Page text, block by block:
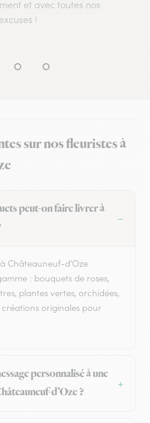
et avec toutes nos
excuses !
sur nos fleuristes à
peut-on faire livrer à
Châteauneuf-d’Oze
: bouquets de roses,
plantes vertes, orchidées,
originales pour
personnalisé à une
d’Oze ?